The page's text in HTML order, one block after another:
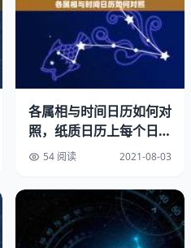
月（丑月），该月与羊相冲。
午未）相合，是为，
卯）相合，是为（亥卯未）三
月）、5月（午月）、10月
最好。
各属相与时间日历如何对
照，纸质日历上每个日期
上面的属相是什么意思
54 阅读 2021-08-03